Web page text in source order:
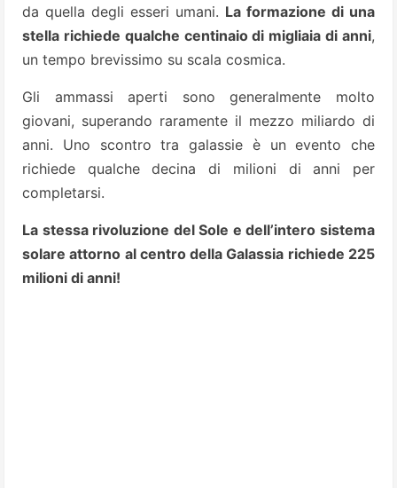
da quella degli esseri umani. La formazione di una
stella richiede qualche centinaio di migliaia di anni,
un tempo brevissimo su scala cosmica.
Gli ammassi aperti sono generalmente molto
giovani, superando raramente il mezzo miliardo di
anni. Uno scontro tra galassie è un evento che
richiede qualche decina di milioni di anni per
completarsi.
La stessa rivoluzione del Sole e dell’intero sistema
solare attorno al centro della Galassia richiede 225
milioni di anni!